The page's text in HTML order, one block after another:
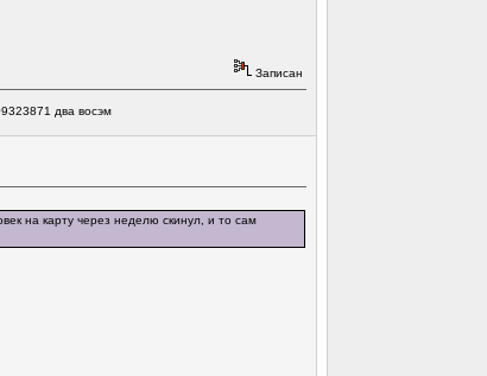
Записан
два восэм
на карту через неделю скинул, и то сам